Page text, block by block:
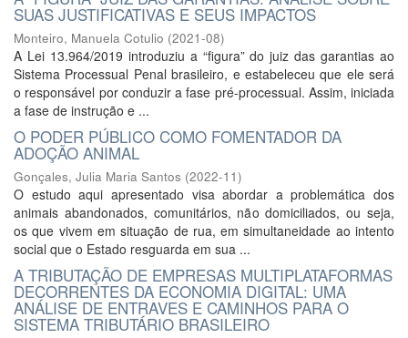
SUAS JUSTIFICATIVAS E SEUS IMPACTOS
Monteiro, Manuela Cotulio (2021-08)
A Lei 13.964/2019 introduziu a “figura” do juiz das garantias ao
Sistema Processual Penal brasileiro, e estabeleceu que ele será
o responsável por conduzir a fase pré-processual. Assim, iniciada
a fase de instrução e ...
O PODER PÚBLICO COMO FOMENTADOR DA
ADOÇÃO ANIMAL
Gonçales, Julia Maria Santos (2022-11)
O estudo aqui apresentado visa abordar a problemática dos
animais abandonados, comunitários, não domiciliados, ou seja,
os que vivem em situação de rua, em simultaneidade ao intento
social que o Estado resguarda em sua ...
A TRIBUTAÇÃO DE EMPRESAS MULTIPLATAFORMAS
DECORRENTES DA ECONOMIA DIGITAL: UMA
ANÁLISE DE ENTRAVES E CAMINHOS PARA O
SISTEMA TRIBUTÁRIO BRASILEIRO